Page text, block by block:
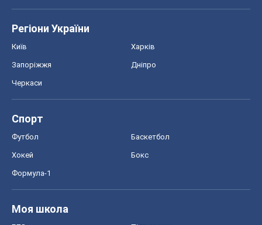
Регіони України
Київ Харків
Запоріжжя Дніпро
Черкаси
Спорт
Футбол Баскетбол
Хокей Бокс
Формула-1
Моя школа